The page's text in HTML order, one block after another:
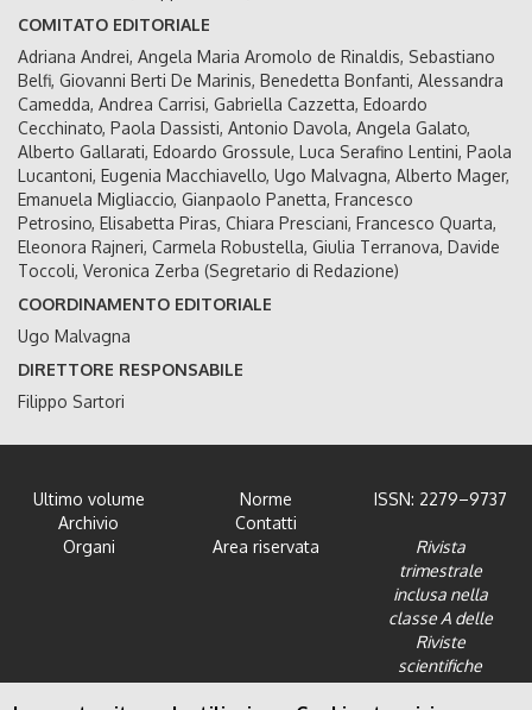
COMITATO EDITORIALE
Adriana Andrei, Angela Maria Aromolo de Rinaldis, Sebastiano
Belfi, Giovanni Berti De Marinis, Benedetta Bonfanti, Alessandra
Camedda, Andrea Carrisi, Gabriella Cazzetta, Edoardo
Cecchinato, Paola Dassisti, Antonio Davola, Angela Galato,
Alberto Gallarati, Edoardo Grossule, Luca Serafino Lentini, Paola
Lucantoni, Eugenia Macchiavello, Ugo Malvagna, Alberto Mager,
Emanuela Migliaccio, Gianpaolo Panetta, Francesco
Petrosino, Elisabetta Piras, Chiara Presciani, Francesco Quarta,
Eleonora Rajneri, Carmela Robustella, Giulia Terranova, Davide
Toccoli, Veronica Zerba (Segretario di Redazione)
COORDINAMENTO EDITORIALE
Ugo Malvagna
DIRETTORE RESPONSABILE
Filippo Sartori
Ultimo volume
Archivio
Organi
Norme
Contatti
Area riservata
ISSN: 2279–9737
Rivista
trimestrale
inclusa nella
classe A delle
Riviste
scientifiche
dell'Area 12 -